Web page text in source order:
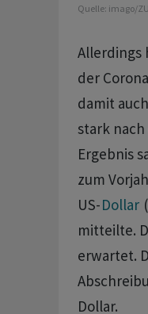
Quelle: imago/
Allerdings
der
damit
stark
Ergebnis
zum
US-Dollar
mitteilte.
erwartet.
Dollar.